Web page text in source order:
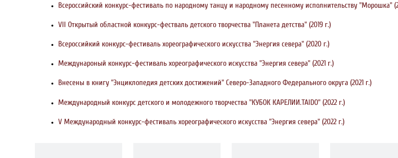
Всероссийский конкурс-фестиваль по народному танцу и народному песенному исполнительству "Морошка"
VII Открытый областной конкурс-фестваль детского творчества "Планета детства" (2019 г.)
Всероссийкий конкурс-фестиваль хореографического искусства "Энергия севера" (2020 г.)
Междунароный конкурс-фестиваль хореографического искусства "Энергия севера" (2021 г.)
Внесены в книгу "Энциклопедия детских достижений" Северо-Западного Федерального округа (2021 г.)
Международный конкурс детского и молодежного творчества "КУБОК КАРЕЛИИ.TAIDO" (2022 г.)
V Международный конкурс-фестиваль хореографического искусства "Энергия севера" (2022 г.)